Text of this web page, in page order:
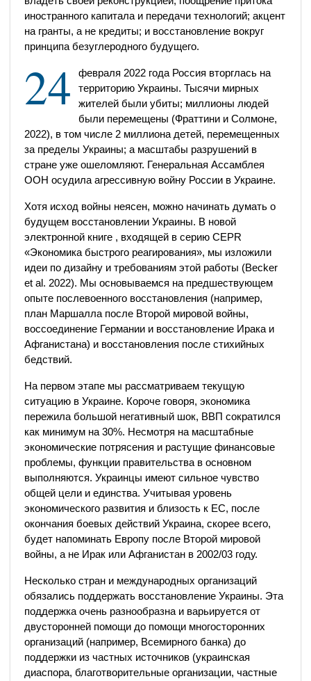
иностранного капитала и передачи технологий; акцент
на гранты, а не кредиты; и восстановление вокруг
принципа безуглеродного будущего.
24
февраля 2022 года Россия вторглась на
территорию Украины. Тысячи мирных
жителей были убиты; миллионы людей
были перемещены (Фраттини и Солмоне,
2022), в том числе 2 миллиона детей, перемещенных
за пределы Украины; а масштабы разрушений в
стране уже ошеломляют. Генеральная Ассамблея
ООН осудила агрессивную войну России в Украине.
Хотя исход войны неясен, можно начинать думать о
будущем восстановлении Украины. В новой
электронной книге , входящей в серию CEPR
«Экономика быстрого реагирования», мы изложили
идеи по дизайну и требованиям этой работы (Becker
et al. 2022). Мы основываемся на предшествующем
опыте послевоенного восстановления (например,
план Маршалла после Второй мировой войны,
воссоединение Германии и восстановление Ирака и
Афганистана) и восстановления после стихийных
бедствий.
На первом этапе мы рассматриваем текущую
ситуацию в Украине. Короче говоря, экономика
пережила большой негативный шок, ВВП сократился
как минимум на 30%. Несмотря на масштабные
экономические потрясения и растущие финансовые
проблемы, функции правительства в основном
выполняются. Украинцы имеют сильное чувство
общей цели и единства. Учитывая уровень
экономического развития и близость к ЕС, после
окончания боевых действий Украина, скорее всего,
будет напоминать Европу после Второй мировой
войны, а не Ирак или Афганистан в 2002/03 году.
Несколько стран и международных организаций
обязались поддержать восстановление Украины. Эта
поддержка очень разнообразна и варьируется от
двусторонней помощи до помощи многосторонних
организаций (например, Всемирного банка) до
поддержки из частных источников (украинская
диаспора, благотворительные организации, частные